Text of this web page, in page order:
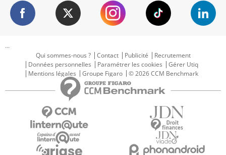
...
Qui sommes-nous ?
Contact Publicité
Recrutement
Données personnelles
Paramétrer les cookies
Gérer Utiq
Mentions légales
Groupe Figaro © 2026 CCM Benchmark